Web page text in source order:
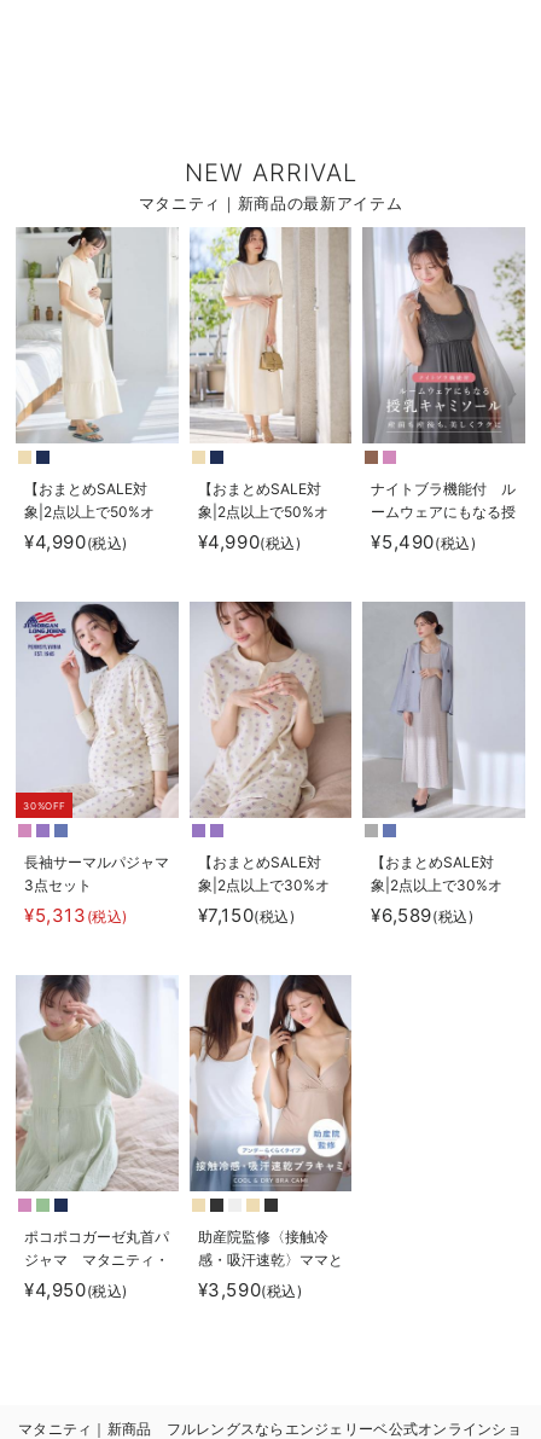
NEW ARRIVAL
マタニティ｜新商品の最新アイテム
【おまとめSALE対
象|2点以上で50%オ
フ】【防汚加工】綿混
やわらかスウェット半
ェ マタニティ・産後
【出産後も長く使え
る】
¥4,990(税込)
【おまとめSALE対
象|2点以上で50%オ
フ】【防汚加工】綿混
やわらかスウェット半
マタニティ・産後【出
産後も長く使える】
¥4,990(税込)
ナイトブラ機能付 ル
ームウェアにもなる授
乳キャミソール
¥5,490(税込)
30%OFF
長袖サーマルパジャマ
3点セット
JEMORGAN（ジェー
イーモーガン） ギフ
【出産後も長く使え
る】
¥5,313 (税込)
【おまとめSALE対
象|2点以上で30%オ
フ】半袖サーマルパジ
ャマ3点セット
イーモーガン） ギフ
ト マタニティ・産後
【出産後も長く使え
る】
¥7,150(税込)
【おまとめSALE対
象|2点以上で30%オ
フ】シアージャケット
×ノースリワンピース
¥6,589(税込)
ポコポコガーゼ丸首パ
ジャマ マタニティ・
授乳パジャマ【産後も
長く着れる】
¥4,950(税込)
助産院監修〈接触冷
感・吸汗速乾〉ママと
つくったふんわり授乳
ブラキャミ アンダー
¥3,590(税込)
マタニティ｜新商品 フルレングスならエンジェリーベ公式オンラインショ